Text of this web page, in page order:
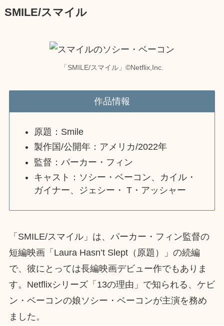
SMILE/スマイル
「SMILE/スマイル」©︎Netflix,Inc.
作品情報
原題：Smile
製作国/公開年：アメリカ/2022年
監督：パーカー・フィン
キャスト：ソシー・ベーコン、カイル・
ガイナー、ジェシー・ T・アッシャー
「SMILE/スマイル」は、パーカー・フィン監督の
短編映画「Laura Hasn’t Slept（原題）」の続編
で、彼にとっては長編映画デビュー作でもありま
す。Netflixシリーズ「13の理由」で知られる、ケビ
ン・ベーコンの娘ソシー・ベーコンが主演を務め
ました。